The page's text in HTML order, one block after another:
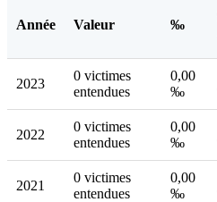
Année Valeur ‰
2023
0 victimes
entendues
0,00
‰
2022
0 victimes
entendues
0,00
‰
2021
0 victimes
entendues
0,00
‰